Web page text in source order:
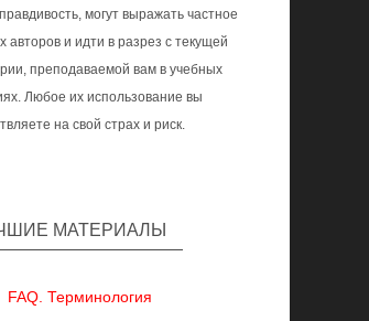
могут выражать частное
авторов и идти в разрез с текущей
преподаваемой вам в учебных
Любое их использование вы
на свой страх и риск.
МАТЕРИАЛЫ
FAQ. Терминология